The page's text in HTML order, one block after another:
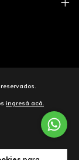
ingresá acá.